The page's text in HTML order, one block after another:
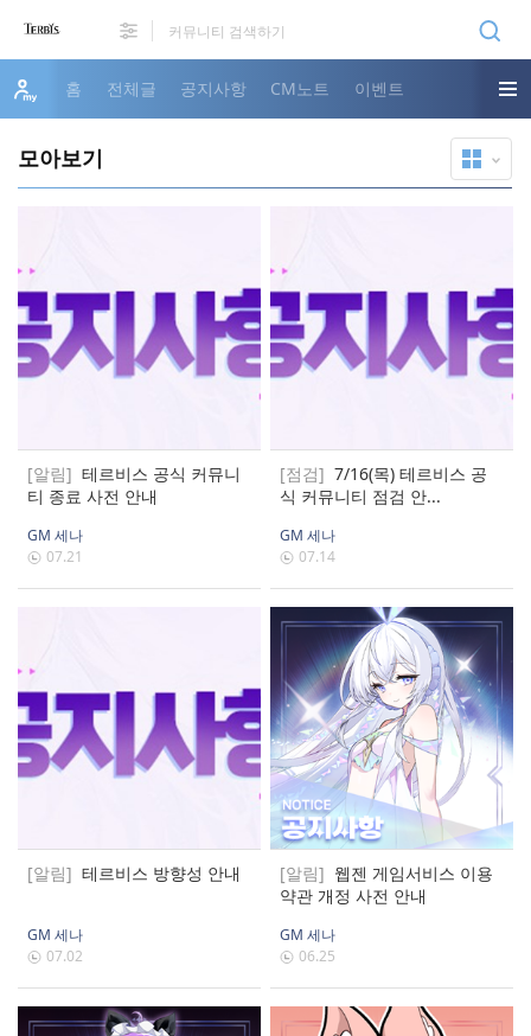
홈 전체글 공지사항 CM노트 이벤트
모아보기
[알림] 테르비스 공식 커뮤니
티 종료 사전 안내
GM 세나
07.21
[점검] 7/16(목) 테르비스 공
식 커뮤니티 점검 안...
GM 세나
07.14
[알림] 테르비스 방향성 안내
GM 세나
07.02
[알림] 웹젠 게임서비스 이용
약관 개정 사전 안내
GM 세나
06.25